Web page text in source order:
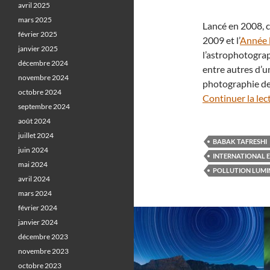
Lancé en 2008,
2009 et l’Année
entre autres
photographie
Continuer la
BABAK TAFRESHI
INTERNATIONAL
POLLUTION
avril 2025
mars 2025
février 2025
janvier 2025
décembre 2024
novembre 2024
octobre 2024
septembre 2024
août 2024
juillet 2024
juin 2024
mai 2024
avril 2024
mars 2024
février 2024
janvier 2024
décembre 2023
novembre 2023
octobre 2023